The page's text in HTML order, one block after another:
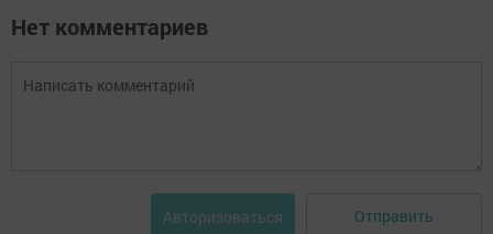
Нет комментариев
Авторизоваться Отправить